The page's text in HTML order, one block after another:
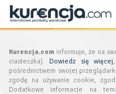
Kurencja.com informuje, że na
ciasteczka). Dowiedz się więcej
pośrednictwem swojej
zgodę na używanie cookie,
Dodatkowe informacje na